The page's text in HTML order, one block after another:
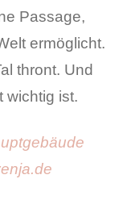
Passage,
ermöglicht.
thront. Und
wichtig ist.